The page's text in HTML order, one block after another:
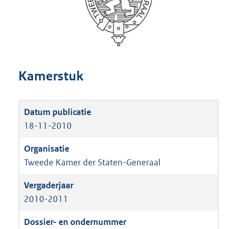
Kamerstuk
18-11-2010
Tweede Kamer der Staten-Generaal
2010-2011